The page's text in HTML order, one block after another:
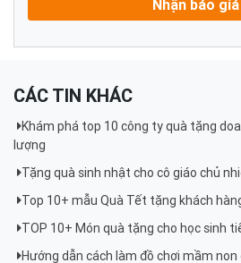
Nhận báo giá
CÁC TIN KHÁC
Khám phá top 10 công ty quà tặng
lượng
Tặng quà sinh nhật cho cô giáo chủ
Top 10+ mẫu Quà Tết tặng khách
TOP 10+ Món quà tặng cho học sinh
Hướng dẫn cách làm đồ chơi mầm